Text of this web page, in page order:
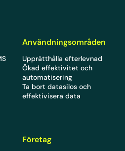
Användningsområden
Upprätthålla efterlevnad
Ökad effektivitet och
automatisering
Ta bort datasilos och
effektivisera data
Företag